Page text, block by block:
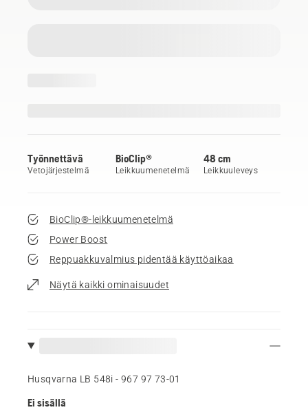
Työnnettävä
Vetojärjestelmä
BioClip®
Leikkuumenetelmä
48 cm
Leikkuuleveys
BioClip®-leikkuumenetelmä
Power Boost
Reppuakkuvalmius pidentää käyttöaikaa
Näytä kaikki ominaisuudet
Husqvarna LB 548i - 967 97 73‑01
Ei sisällä